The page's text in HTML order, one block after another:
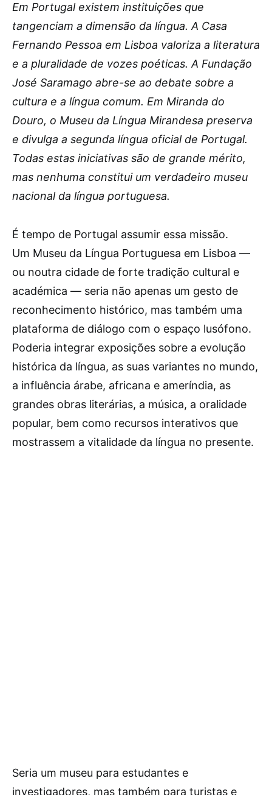
Em Portugal existem instituições que
tangenciam a dimensão da língua. A Casa
Fernando Pessoa em Lisboa valoriza a literatura
e a pluralidade de vozes poéticas. A Fundação
José Saramago abre-se ao debate sobre a
cultura e a língua comum. Em Miranda do
Douro, o Museu da Língua Mirandesa preserva
e divulga a segunda língua oficial de Portugal.
Todas estas iniciativas são de grande mérito,
mas nenhuma constitui um verdadeiro museu
nacional da língua portuguesa.
É tempo de Portugal assumir essa missão.
Um Museu da Língua Portuguesa em Lisboa —
ou noutra cidade de forte tradição cultural e
académica — seria não apenas um gesto de
reconhecimento histórico, mas também uma
plataforma de diálogo com o espaço lusófono.
Poderia integrar exposições sobre a evolução
histórica da língua, as suas variantes no mundo,
a influência árabe, africana e ameríndia, as
grandes obras literárias, a música, a oralidade
popular, bem como recursos interativos que
mostrassem a vitalidade da língua no presente.
Seria um museu para estudantes e
investigadores, mas também para turistas e